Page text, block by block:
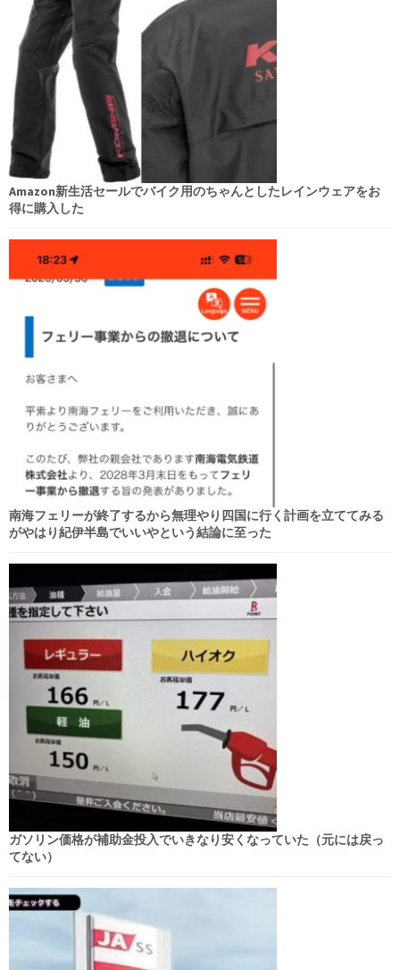
Amazon新生活セールでバイク用のちゃんとしたレインウェアをお
得に購入した
南海フェリーが終了するから無理やり四国に行く計画を立ててみる
がやはり紀伊半島でいいやという結論に至った
ガソリン価格が補助金投入でいきなり安くなっていた（元には戻っ
てない）